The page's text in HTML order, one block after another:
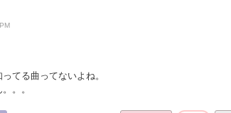
てる曲ってないよね。
。。